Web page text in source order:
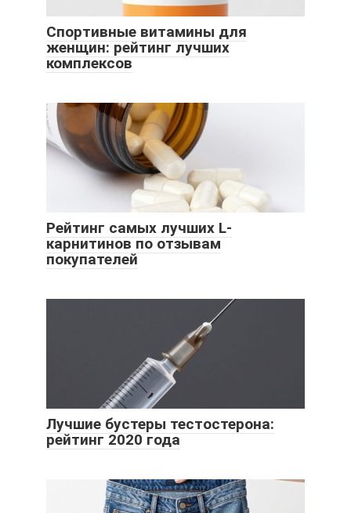
Спортивные витамины для
женщин: рейтинг лучших
комплексов
Рейтинг самых лучших L-
карнитинов по отзывам
покупателей
Лучшие бустеры тестостерона:
рейтинг 2020 года